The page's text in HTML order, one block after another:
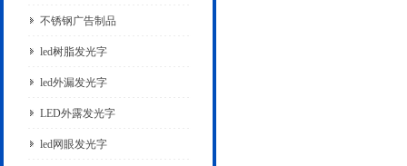
不锈钢广告制品
led树脂发光字
led外漏发光字
LED外露发光字
led网眼发光字